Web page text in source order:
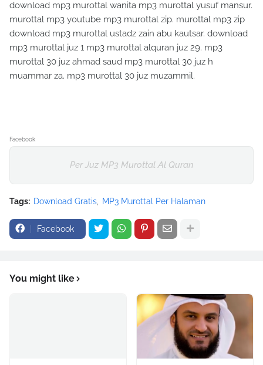
download mp3 murottal wanita mp3 murottal yusuf mansur.
murottal mp3 youtube mp3 murottal zip. murottal mp3 zip
download mp3 murottal ustadz zain abu kautsar. download
mp3 murottal juz 1 mp3 murottal alquran juz 29. mp3
murottal 30 juz ahmad saud mp3 murottal 30 juz h
muammar za. mp3 murottal 30 juz muzammil.
Facebook
Per Juz MP3 Murottal Al Quran
Tags: Download Gratis MP3 Murottal Per Halaman
Facebook
You might like